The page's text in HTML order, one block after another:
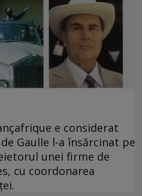
e considerat
Gaulle l-a însărcinat pe
unei firme de
cu coordonarea